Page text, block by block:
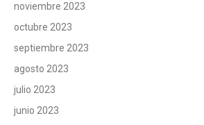
noviembre 2023
octubre 2023
septiembre 2023
agosto 2023
julio 2023
junio 2023